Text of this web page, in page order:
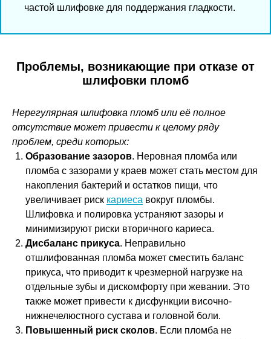
частой шлифовке для поддержания гладкости.
Проблемы, возникающие при отказе от
шлифовки пломб
Нерегулярная шлифовка пломб или её полное
отсутствие может привести к целому ряду
проблем, среди которых:
Образование зазоров. Неровная пломба или
пломба с зазорами у краев может стать местом для
накопления бактерий и остатков пищи, что
увеличивает риск кариеса вокруг пломбы.
Шлифовка и полировка устраняют зазоры и
минимизируют риски вторичного кариеса.
Дисбаланс прикуса. Неправильно
отшлифованная пломба может сместить баланс
прикуса, что приводит к чрезмерной нагрузке на
отдельные зубы и дискомфорту при жевании. Это
также может привести к дисфункции височно-
нижнечелюстного сустава и головной боли.
Повышенный риск сколов. Если пломба не